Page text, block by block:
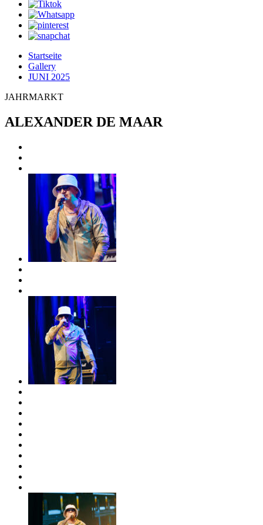
Startseite
Gallery
JUNI 2025
JAHRMARKT
ALEXANDER DE MAAR